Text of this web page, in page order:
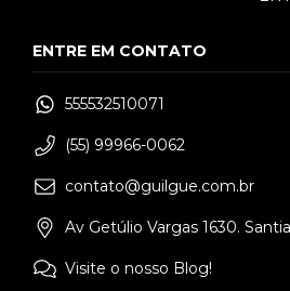
ENTRE EM CONTATO
555532510071
(55) 99966-0062
contato@guilgue.com.br
Av Getúlio Vargas 1630.
Visite o nosso Blog!